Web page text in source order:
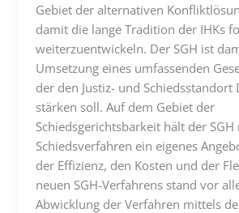
Gebiet der alternativen
damit die lange Tradition der IHKs
weiterzuentwickeln. Der SGH ist
Umsetzung eines umfassenden
der den Justiz- und Schiedsstandort
stärken soll. Auf dem Gebiet der
Schiedsgerichtsbarkeit hält der
Schiedsverfahren ein eigenes
der Effizienz, den Kosten und der
neuen SGH-Verfahrens stand vor
Abwicklung der Verfahren mittels